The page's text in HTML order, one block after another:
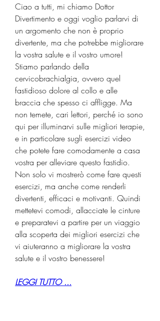
Ciao a tutti, mi chiamo Dottor
Divertimento e oggi voglio parlarvi di
un argomento che non è proprio
divertente, ma che potrebbe migliorare
la vostra salute e il vostro umore!
Stiamo parlando della
cervicobrachialgia, ovvero quel
fastidioso dolore al collo e alle
braccia che spesso ci affligge. Ma
non temete, cari lettori, perché io sono
qui per illuminarvi sulle migliori terapie,
e in particolare sugli esercizi video
che potete fare comodamente a casa
vostra per alleviare questo fastidio.
Non solo vi mostrerò come fare questi
esercizi, ma anche come renderli
divertenti, efficaci e motivanti. Quindi
mettetevi comodi, allacciate le cinture
e preparatevi a partire per un viaggio
alla scoperta dei migliori esercizi che
vi aiuteranno a migliorare la vostra
salute e il vostro benessere!
LEGGI TUTTO ...